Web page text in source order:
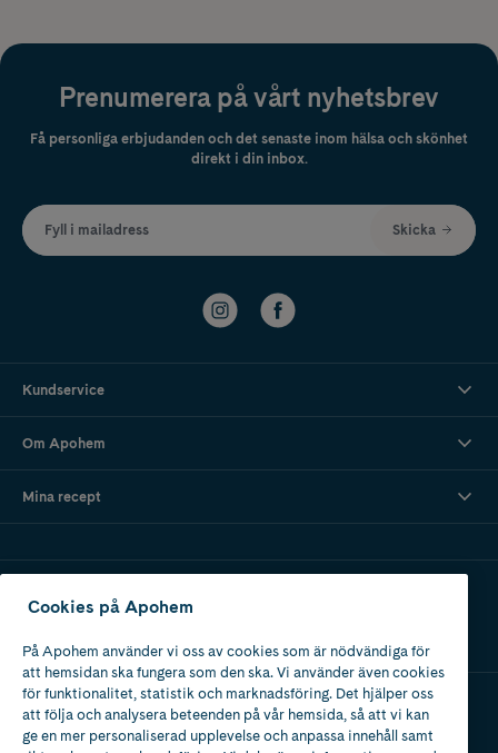
Prenumerera på vårt nyhetsbrev
Få personliga erbjudanden och det senaste inom hälsa och skönhet
direkt i din inbox.
Fyll i mailadress Skicka
Kundservice
Om Apohem
Mina recept
Apotek med tillstånd
av Läkemedelsverket
Cookies på Apohem
På Apohem använder vi oss av cookies som är nödvändiga för
att hemsidan ska fungera som den ska. Vi använder även cookies
för funktionalitet, statistik och marknadsföring. Det hjälper oss
att följa och analysera beteenden på vår hemsida, så att vi kan
ge en mer personaliserad upplevelse och anpassa innehåll samt